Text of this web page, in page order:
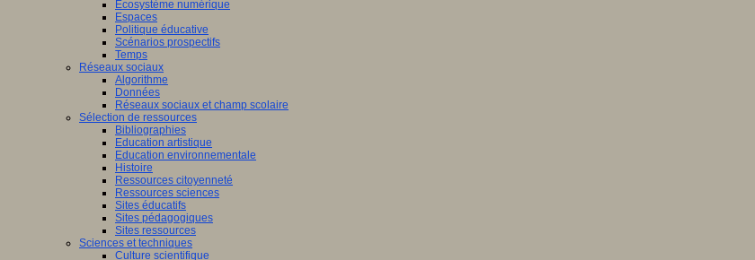
Ecosystème numérique
Espaces
Politique éducative
Scénarios prospectifs
Temps
Réseaux sociaux
Algorithme
Données
Réseaux sociaux et champ scolaire
Sélection de ressources
Bibliographies
Education artistique
Education environnementale
Histoire
Ressources citoyenneté
Ressources sciences
Sites éducatifs
Sites pédagogiques
Sites ressources
Sciences et techniques
Culture scientifique